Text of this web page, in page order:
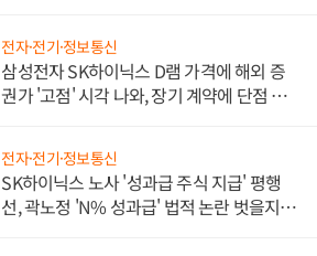
전자·전기·정보통신
삼성전자 SK하이닉스 D램 가격에 해외 증
권가 '고점' 시각 나와, 장기 계약에 단점 부
전자·전기·정보통신
SK하이닉스 노사 '성과급 주식 지급' 평행
선, 곽노정 'N% 성과급' 법적 논란 벗을지 주